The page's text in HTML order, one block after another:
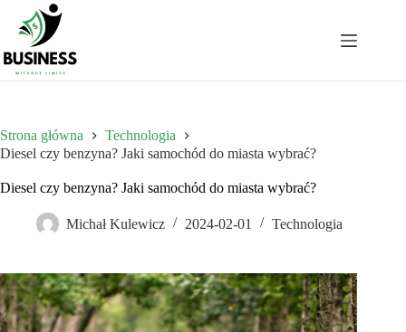
Przejdź
treści
Strona główna
Technologia
Diesel czy benzyna? Jaki samochód do miasta wybrać?
Diesel czy benzyna? Jaki samochód do miasta wybrać?
Michał Kulewicz 2024-02-01 Technologia